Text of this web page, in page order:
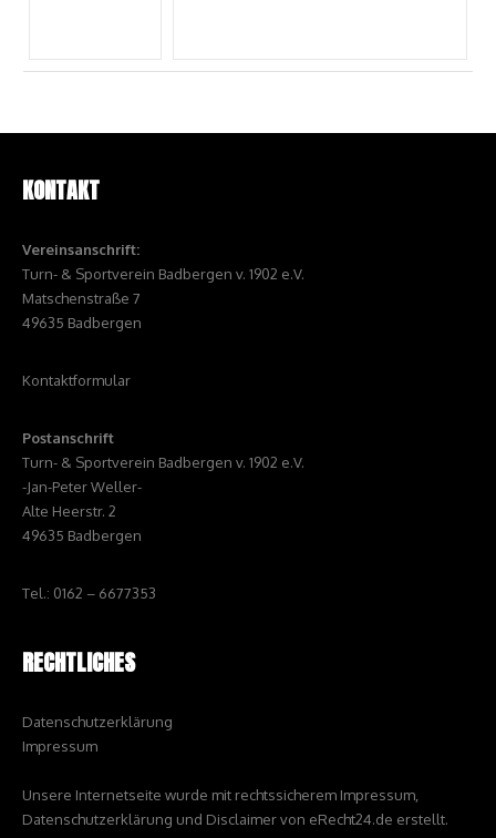
KONTAKT
Vereinsanschrift:
Turn- & Sportverein Badbergen v. 1902 e.V.
Matschenstraße 7
49635 Badbergen
Kontaktformular
Postanschrift
Turn- & Sportverein Badbergen v. 1902 e.V.
-Jan-Peter Weller-
Alte Heerstr. 2
49635 Badbergen
Tel.: 0162 – 6677353
RECHTLICHES
Datenschutzerklärung
Impressum
Unsere Internetseite wurde mit rechtssicherem Impressum,
Datenschutzerklärung und Disclaimer von eRecht24.de erstellt.